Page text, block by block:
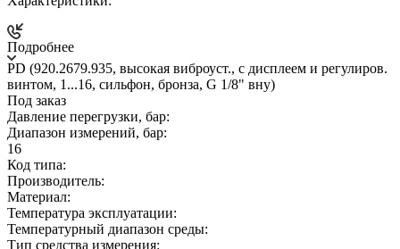
Подробнее
PD (920.2679.935, высокая виброуст., c дисплеем и регулиров.
винтом, 1...16, сильфон, бронза, G 1/8" вну)
Под заказ
Давление перегрузки, бар:
Диапазон измерений, бар:
16
Код типа:
Производитель:
Материал:
Температура эксплуатации:
Температурный диапазон среды:
Тип средства измерения: